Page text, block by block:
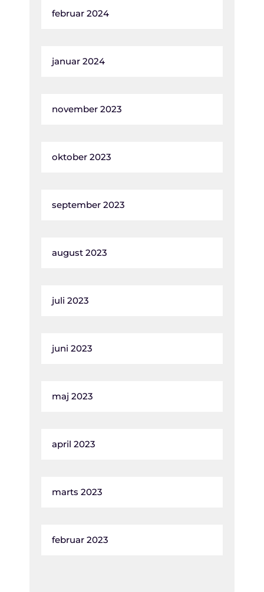
februar 2024
januar 2024
november 2023
oktober 2023
september 2023
august 2023
juli 2023
juni 2023
maj 2023
april 2023
marts 2023
februar 2023